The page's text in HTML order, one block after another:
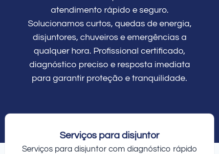
atendimento rápido e seguro.
Solucionamos curtos, quedas de energia,
disjuntores, chuveiros e emergências a
qualquer hora. Profissional certificado,
diagnóstico preciso e resposta imediata
para garantir proteção e tranquilidade.
Serviços para disjuntor
Serviços para disjuntor com diagnóstico rápido